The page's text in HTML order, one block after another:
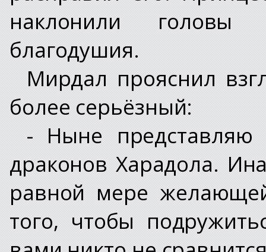
наклонили
благодушия.
Мирдал прояснил
более серьёзный:
- Ныне
драконов Харадола.
равной мере
того, чтобы